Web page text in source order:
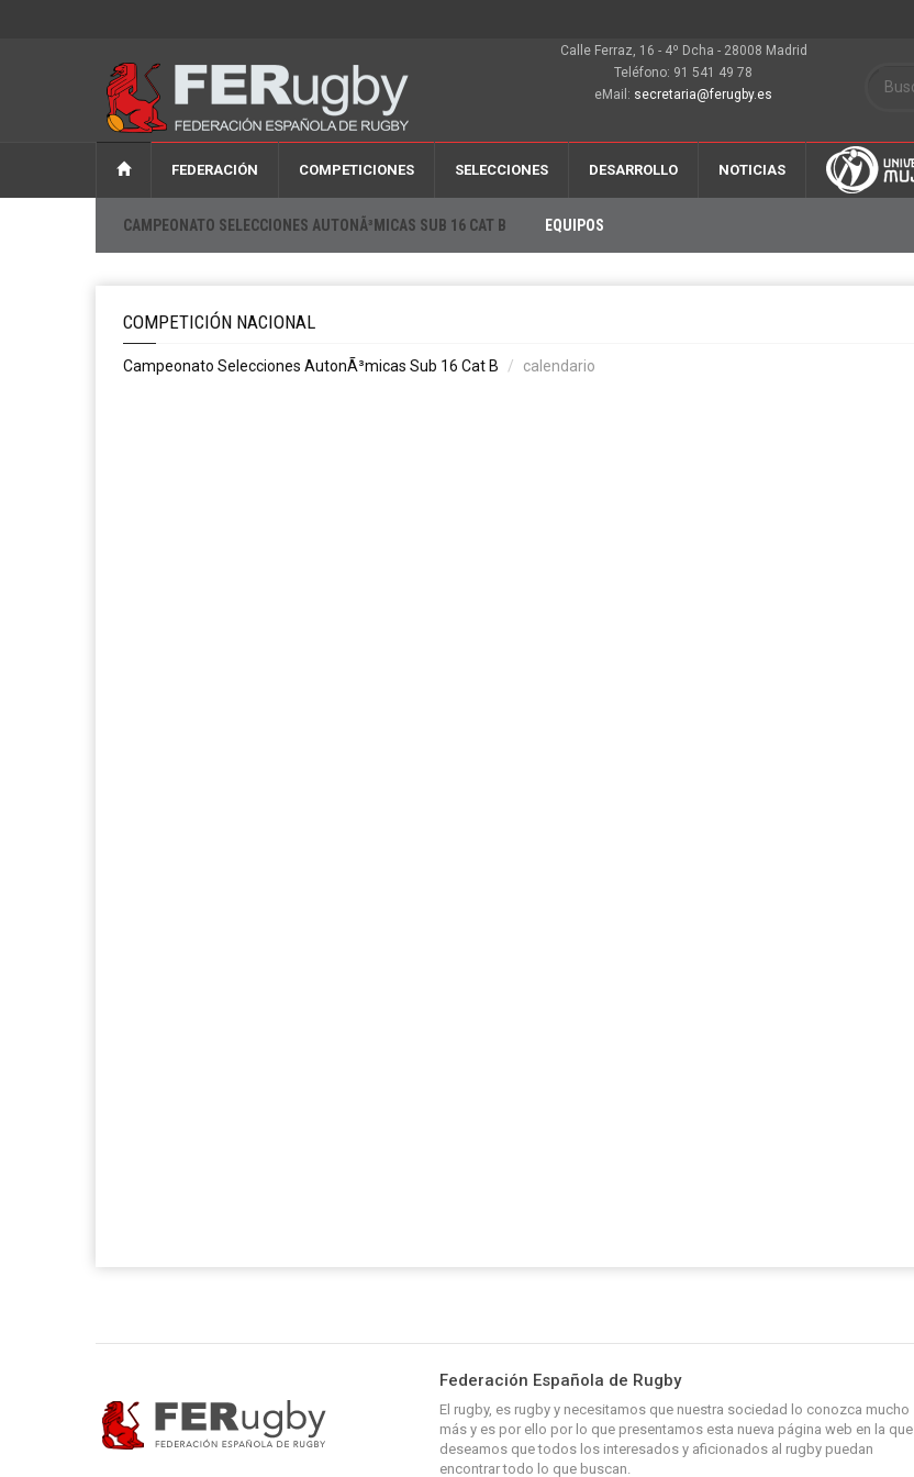
Calle Ferraz, 16 - 4º Dcha - 28008 Madrid
Teléfono: 91 541 49 78
eMail: secretaria@ferugby.es
FEDERACIÓN COMPETICIONES SELECCIONES DESARROLLO NOTICIAS
CAMPEONATO SELECCIONES AUTONÃ³MICAS SUB 16 CAT B EQUIPOS
COMPETICIÓN NACIONAL
Campeonato Selecciones AutonÃ³micas Sub 16 Cat B calendario
Federación Española de Rugby
El rugby, es rugby y necesitamos que nuestra sociedad lo conozca mucho
más y es por ello por lo que presentamos esta nueva página web en la que
deseamos que todos los interesados y aficionados al rugby puedan
encontrar todo lo que buscan.